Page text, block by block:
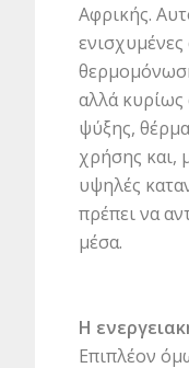
Αφρικής.
ενισχυμένες
αλλά
ψύξης,
χρήσης και,
υψηλές
πρέπει να
μέσα.
Η
Επιπλέον